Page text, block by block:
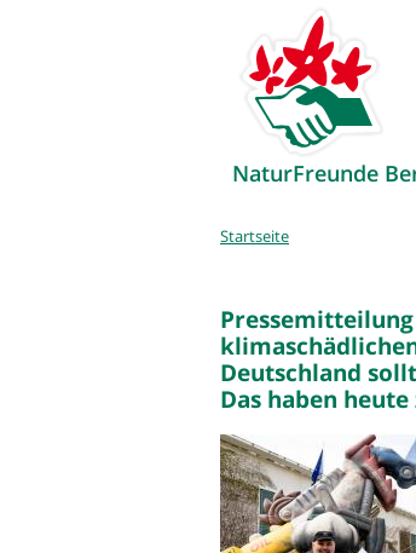
NaturFreunde
Sie
Startseite
Deutschland
Das haben